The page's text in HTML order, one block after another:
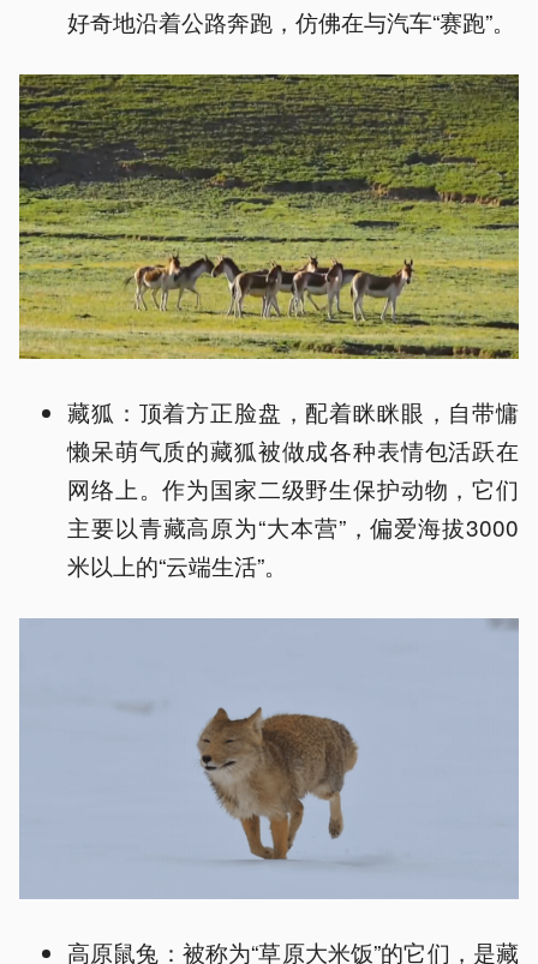
好奇地沿着公路奔跑，仿佛在与汽车“赛跑”。
藏狐：顶着方正脸盘，配着眯眯眼，自带慵
懒呆萌气质的藏狐被做成各种表情包活跃在
网络上。作为国家二级野生保护动物，它们
主要以青藏高原为“大本营”，偏爱海拔3000
米以上的“云端生活”。
高原鼠兔：被称为“草原大米饭”的它们，是藏